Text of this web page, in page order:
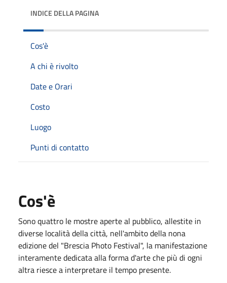
INDICE DELLA PAGINA
Cos'è
A chi è rivolto
Date e Orari
Costo
Luogo
Punti di contatto
Cos'è
Sono quattro le mostre aperte al pubblico, allestite in
diverse località della città, nell'ambito della nona
edizione del "Brescia Photo Festival", la manifestazione
interamente dedicata alla forma d'arte che più di ogni
altra riesce a interpretare il tempo presente.